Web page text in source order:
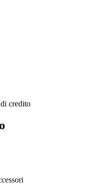
credito